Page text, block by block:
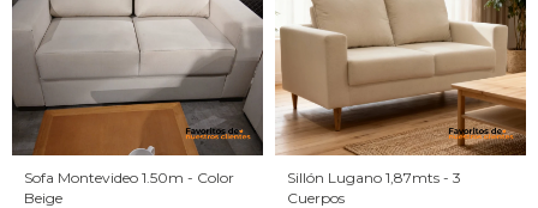
Sofa Montevideo 1.50m - Color
Beige
Sillón Lugano 1,87mts - 3
Cuerpos